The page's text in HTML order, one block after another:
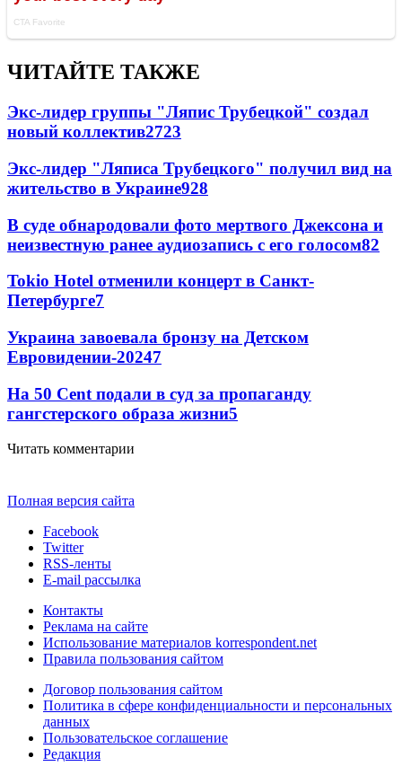
ЧИТАЙТЕ ТАКЖЕ
Экс-лидер группы "Ляпис Трубецкой" создал
новый коллектив2723
Экс-лидер "Ляписа Трубецкого" получил вид на
жительство в Украине928
В суде обнародовали фото мертвого Джексона и
неизвестную ранее аудиозапись с его голосом82
Tokio Hotel отменили концерт в Санкт-
Петербурге7
Украина завоевала бронзу на Детском
Евровидении-20247
На 50 Cent подали в суд за пропаганду
гангстерского образа жизни5
Читать комментарии
Полная версия сайта
Facebook
Twitter
RSS-ленты
E-mail рассылка
Контакты
Реклама на сайте
Использование материалов korrespondent.net
Правила пользования сайтом
Договор пользования сайтом
Политика в сфере конфиденциальности и персональных
данных
Пользовательское соглашение
Редакция